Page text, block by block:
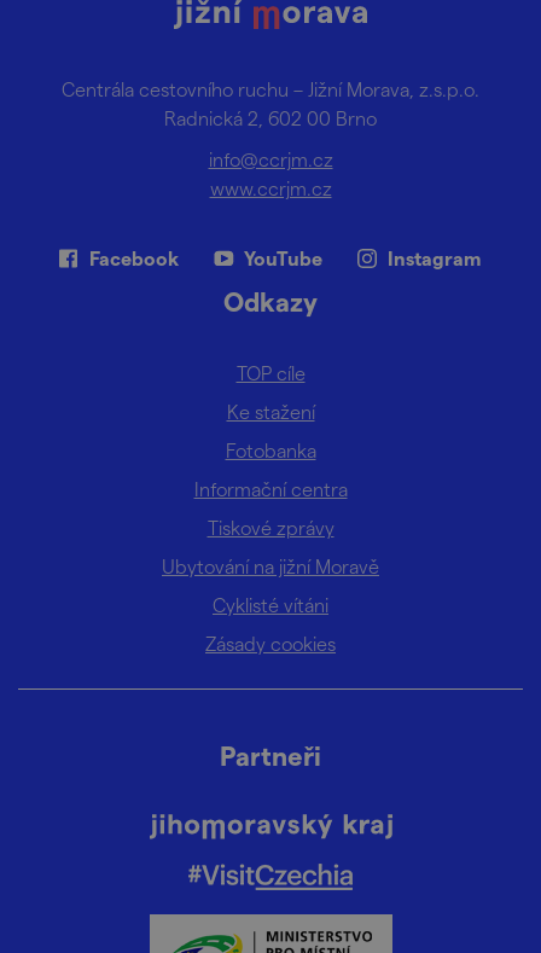
Centrála cestovního ruchu – Jižní Morava, z.s.p.o.
Radnická 2, 602 00 Brno
info@ccrjm.cz
www.ccrjm.cz
Facebook YouTube Instagram
Odkazy
TOP cíle
Ke stažení
Fotobanka
Informační centra
Tiskové zprávy
Ubytování na jižní Moravě
Cyklisté vítáni
Zásady cookies
Partneři